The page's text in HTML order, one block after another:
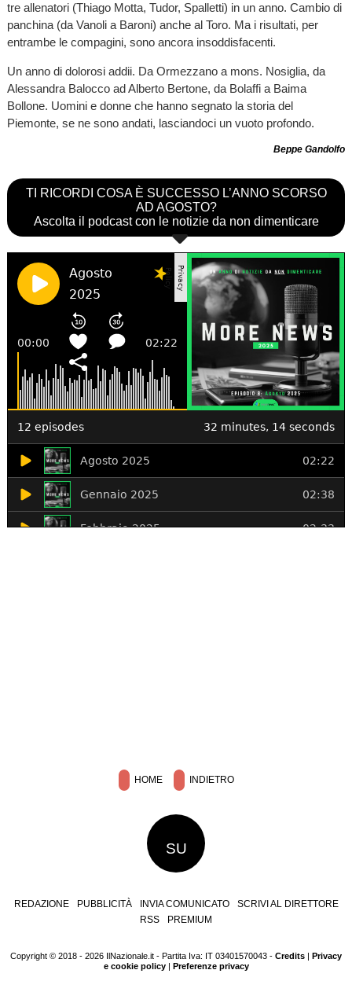
tre allenatori (Thiago Motta, Tudor, Spalletti) in un anno. Cambio di
panchina (da Vanoli a Baroni) anche al Toro. Ma i risultati, per
entrambe le compagini, sono ancora insoddisfacenti.
Un anno di dolorosi addii. Da Ormezzano a mons. Nosiglia, da
Alessandra Balocco ad Alberto Bertone, da Bolaffi a Baima
Bollone. Uomini e donne che hanno segnato la storia del
Piemonte, se ne sono andati, lasciandoci un vuoto profondo.
Beppe Gandolfo
TI RICORDI COSA È SUCCESSO L’ANNO SCORSO
AD AGOSTO?
Ascolta il podcast con le notizie da non dimenticare
HOME INDIETRO
SU
REDAZIONE PUBBLICITÀ INVIA COMUNICATO
SCRIVI AL DIRETTORE
RSS
PREMIUM
Copyright © 2018 - 2026 IlNazionale.it - Partita Iva: IT 03401570043 - Credits | Privacy
e cookie policy| Preferenze privacy